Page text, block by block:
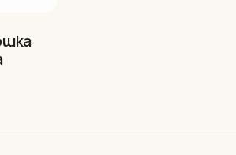
артикули в количката.